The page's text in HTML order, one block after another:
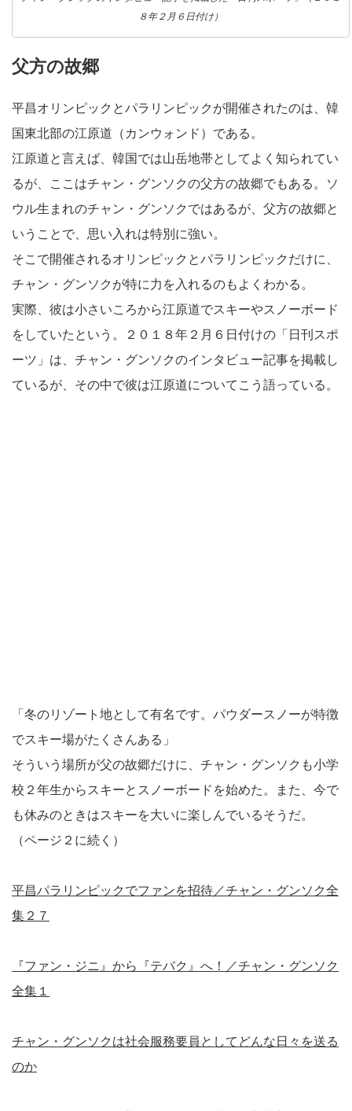
８年２月６日付け）
父方の故郷
平昌オリンピックとパラリンピックが開催されたのは、韓
国東北部の江原道（カンウォンド）である。
江原道と言えば、韓国では山岳地帯としてよく知られてい
るが、ここはチャン・グンソクの父方の故郷でもある。ソ
ウル生まれのチャン・グンソクではあるが、父方の故郷と
いうことで、思い入れは特別に強い。
そこで開催されるオリンピックとパラリンピックだけに、
チャン・グンソクが特に力を入れるのもよくわかる。
実際、彼は小さいころから江原道でスキーやスノーボード
をしていたという。２０１８年２月６日付けの「日刊スポ
ーツ」は、チャン・グンソクのインタビュー記事を掲載し
ているが、その中で彼は江原道についてこう語っている。
「冬のリゾート地として有名です。パウダースノーが特徴
でスキー場がたくさんある」
そういう場所が父の故郷だけに、チャン・グンソクも小学
校２年生からスキーとスノーボードを始めた。また、今で
も休みのときはスキーを大いに楽しんでいるそうだ。
（ページ２に続く）
平昌パラリンピックでファンを招待／チャン・グンソク全
集２７
『ファン・ジニ』から『テバク』へ！／チャン・グンソク
全集１
チャン・グンソクは社会服務要員としてどんな日々を送る
のか